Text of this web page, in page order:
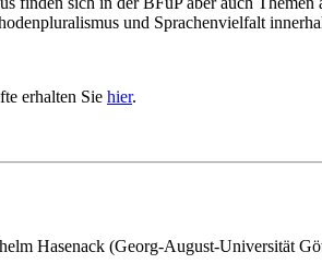
und Sprachenvielfalt
erhalten Sie hier.
Hasenack (Georg-August-Universität